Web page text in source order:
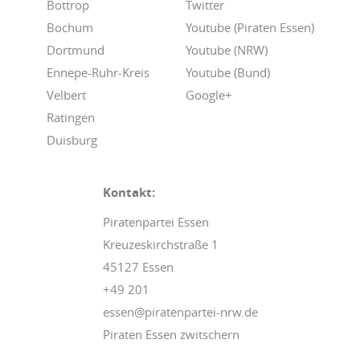
Bottrop
Bochum
Dortmund
Ennepe-Ruhr-Kreis
Velbert
Ratingen
Duisburg
Twitter
Youtube (Piraten Essen)
Youtube (NRW)
Youtube (Bund)
Google+
Kontakt:
Piratenpartei Essen
Kreuzeskirchstraße 1
45127 Essen
+49 201
essen@piratenpartei-nrw.de
Piraten Essen zwitschern